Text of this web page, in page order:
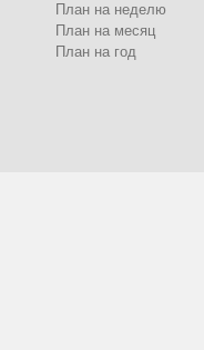
План на неделю
План на месяц
План на год